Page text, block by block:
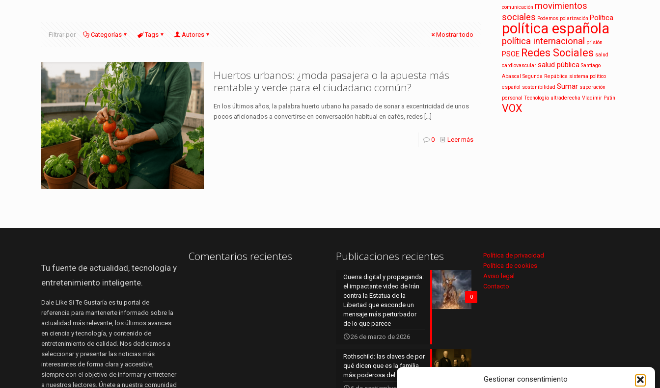
Gestionar consentimiento
Filtrar por Categorías Tags Autores Mostrar todo
Huertos urbanos: ¿moda pasajera o la apuesta más
rentable y verde para el ciudadano común?
En los últimos años, la palabra huerto urbano ha pasado de sonar a excentricidad de unos
pocos aficionados a convertirse en conversación habitual en cafés, redes […]
0 Leer más
comunicación movimientos
sociales Podemos polarización Política
política española
política internacional prisión
PSOE Redes Sociales salud
cardiovascular salud pública Santiago
Abascal Segunda República sistema político
español sostenibilidad Sumar superación
personal Tecnología ultraderecha Vladimir Putin
VOX
Tu fuente de actualidad, tecnología y
entretenimiento inteligente.
Dale Like Si Te Gustaría es tu portal de
referencia para mantenerte informado sobre la
actualidad más relevante, los últimos avances
en ciencia y tecnología, y contenido de
entretenimiento de calidad. Nos dedicamos a
seleccionar y presentar las noticias más
interesantes de forma clara y accesible,
siempre con el objetivo de informar y entretener
a nuestros lectores. Únete a nuestra comunidad
Comentarios recientes Publicaciones recientes
0
Guerra digital y propaganda:
el impactante video de Irán
contra la Estatua de la
Libertad que esconde un
mensaje más perturbador
de lo que parece
26 de marzo de 2026
Rothschild: las claves de por
qué dicen que es la familia
más poderosa del mundo
Política de privacidad
Política de cookies
Aviso legal
Contacto